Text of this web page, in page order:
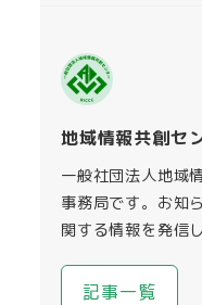
地域情報共創セ
一般社団法人地域
事務局です。お知
関する情報を発信
記事一覧